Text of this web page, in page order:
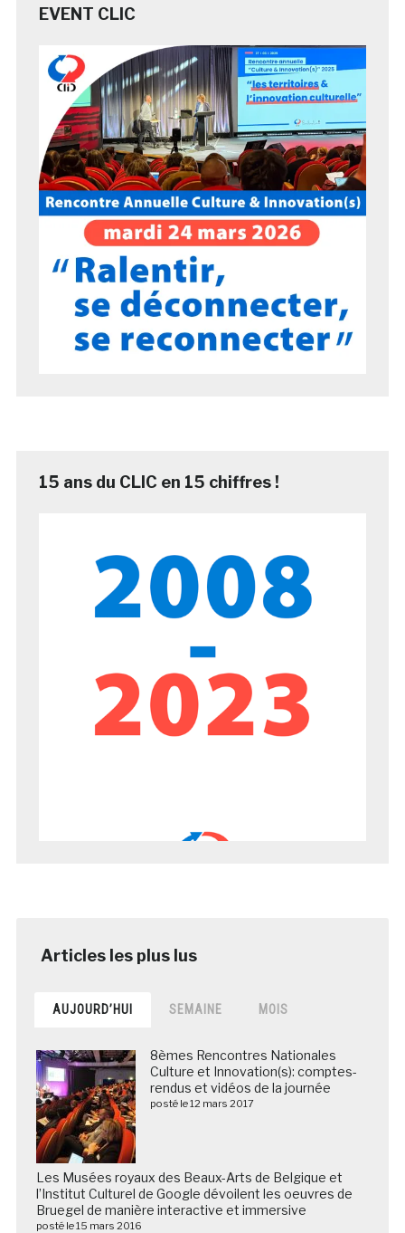
EVENT CLIC
15 ans du CLIC en 15 chiffres !
AUJOURD’HUI SEMAINE MOIS
8èmes Rencontres Nationales
Culture et Innovation(s): comptes-
rendus et vidéos de la journée
posté le 12 mars 2017
Les Musées royaux des Beaux-Arts de Belgique et
l’Institut Culturel de Google dévoilent les oeuvres de
Bruegel de manière interactive et immersive
posté le 15 mars 2016